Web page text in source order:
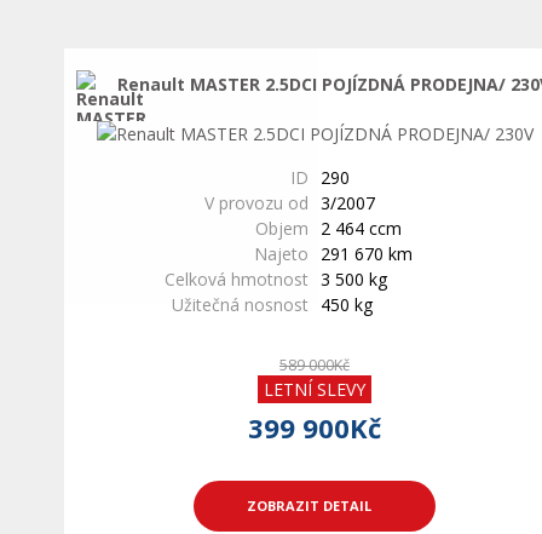
Renault MASTER 2.5DCI POJÍZDNÁ PRODEJNA/
ID
290
V provozu od 3/2007
Objem
2 464 ccm
Najeto
291 670 km
Celková hmotnost 3 500 kg
Užitečná nosnost
450 kg
589 000Kč
LETNÍ SLEVY
399 900Kč
ZOBRAZIT DETAIL